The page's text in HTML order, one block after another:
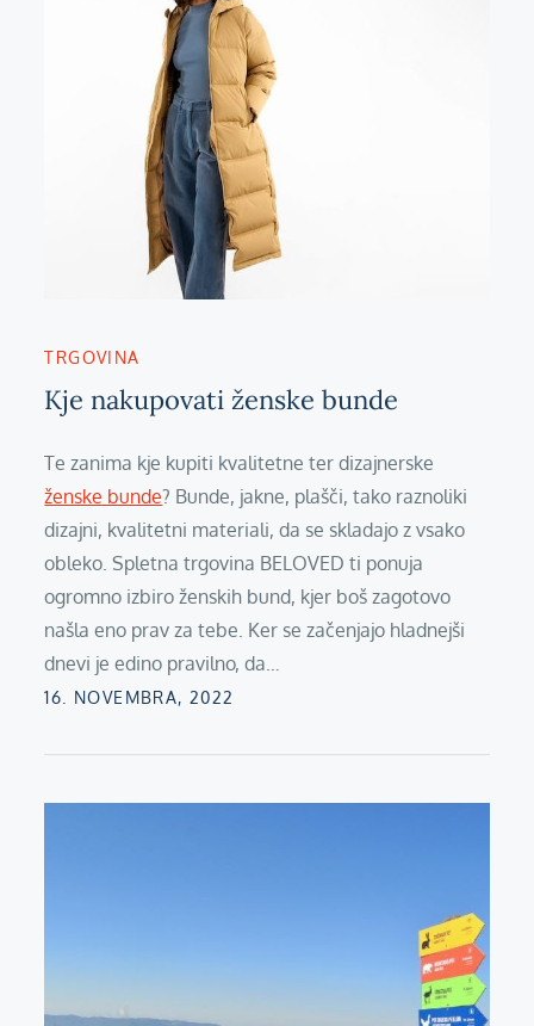
TRGOVINA
Kje nakupovati ženske bunde
Te zanima kje kupiti kvalitetne ter dizajnerske
ženske bunde? Bunde, jakne, plašči, tako raznoliki
dizajni, kvalitetni materiali, da se skladajo z vsako
obleko. Spletna trgovina BELOVED ti ponuja
ogromno izbiro ženskih bund, kjer boš zagotovo
našla eno prav za tebe. Ker se začenjajo hladnejši
dnevi je edino pravilno, da…
Posted
16. NOVEMBRA, 2022